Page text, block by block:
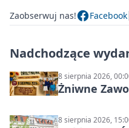
Zaobserwuj nas! Facebook
Nadchodzące
8 sierpnia 2026,
Żniwne
8 sierpnia 2026,